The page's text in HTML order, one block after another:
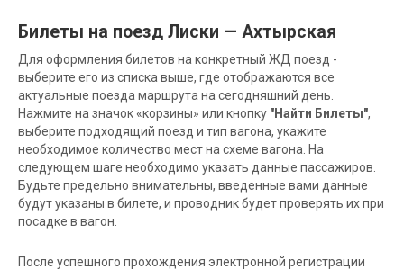
Билеты на поезд Лиски — Ахтырская
Для оформления билетов на конкретный ЖД поезд -
выберите его из списка выше, где отображаются все
актуальные поезда маршрута на сегодняшний день.
Нажмите на значок «корзины» или кнопку "Найти Билеты",
выберите подходящий поезд и тип вагона, укажите
необходимое количество мест на схеме вагона. На
следующем шаге необходимо указать данные пассажиров.
Будьте предельно внимательны, введенные вами данные
будут указаны в билете, и проводник будет проверять их при
посадке в вагон.
После успешного прохождения электронной регистрации